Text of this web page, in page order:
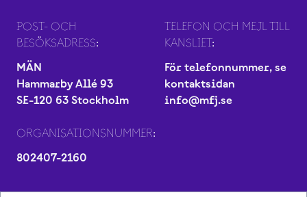
POST- OCH
BESÖKSADRESS:
MÄN
Hammarby Allé 93
SE-120 63 Stockholm
TELEFON OCH MEJL TILL
KANSLIET:
För telefonnummer, se
kontaktsidan
info@mfj.se
ORGANISATIONSNUMMER:
802407-2160